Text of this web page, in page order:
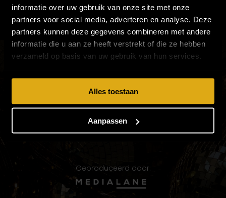
informatie over uw gebruik van onze site met onze
partners voor social media, adverteren en analyse. Deze
partners kunnen deze gegevens combineren met andere
informatie die u aan ze heeft verstrekt of die ze hebben
verzameld op basis van uw gebruik van hun services.
Alles toestaan
Aanpassen
VOLG PATTY'S PANTER PARTY EN MIS NIETS
Geproduceerd door: